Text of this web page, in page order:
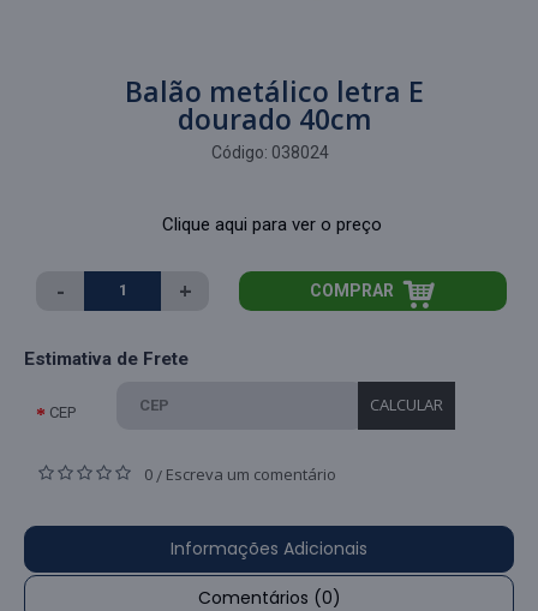
Balão metálico letra E
dourado 40cm
Código: 038024
Clique aqui para ver o preço
- + COMPRAR
Estimativa de Frete
CEP CALCULAR
0 / Escreva um comentário
Informações Adicionais
Comentários (0)